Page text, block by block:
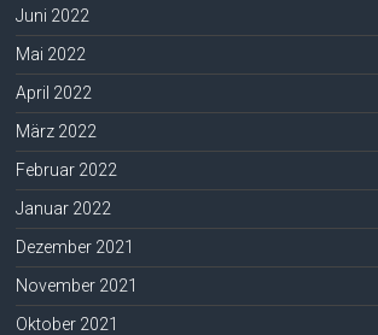
Juni 2022
Mai 2022
April 2022
März 2022
Februar 2022
Januar 2022
Dezember 2021
November 2021
Oktober 2021